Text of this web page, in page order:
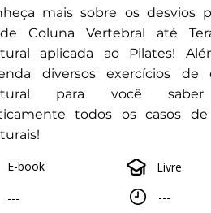
mais sobre os desvios
Coluna Vertebral até
aplicada ao Pilates!
diversos exercícios de
para você
todos os casos de
E-book
Livre
---
---